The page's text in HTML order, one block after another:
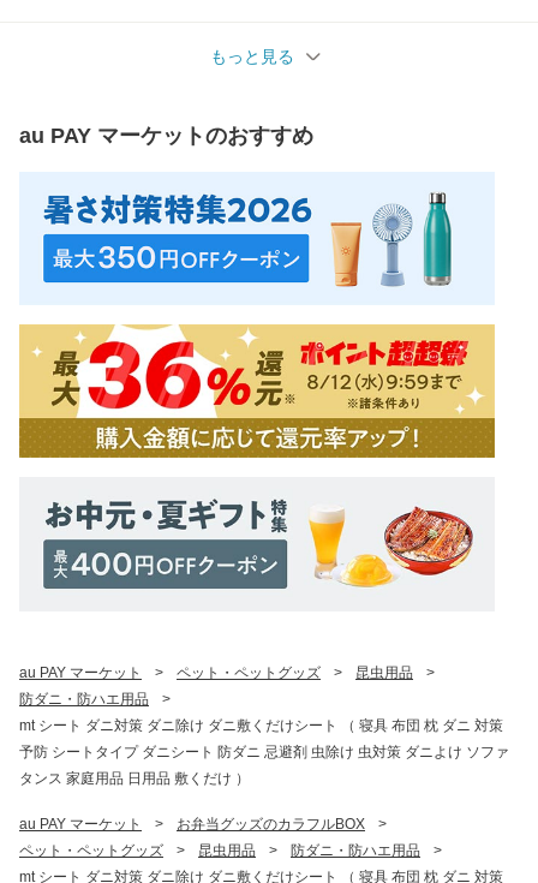
もっと見る
au PAY マーケットのおすすめ
au PAY マーケット > ペット・ペットグッズ > 昆虫用品
>
防ダニ・防ハエ用品
>
mt シート ダニ対策 ダニ除け ダニ敷くだけシート （ 寝具 布団 枕 ダニ 対策
予防 シートタイプ ダニシート 防ダニ 忌避剤 虫除け 虫対策 ダニよけ ソファ
タンス 家庭用品 日用品 敷くだけ ）
au PAY マーケット > お弁当グッズのカラフルBOX
>
ペット・ペットグッズ
> 昆虫用品 > 防ダニ・防ハエ用品
>
mt シート ダニ対策 ダニ除け ダニ敷くだけシート （ 寝具 布団 枕 ダニ 対策